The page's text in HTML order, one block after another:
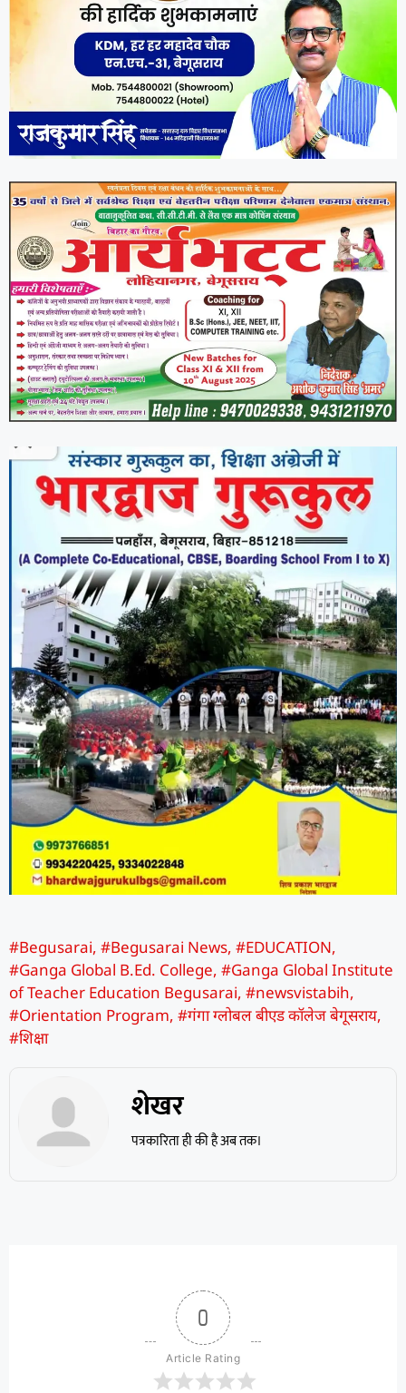
#Begusarai, #Begusarai News, #EDUCATION,
#Ganga Global B.Ed. College, #Ganga Global Institute
of Teacher Education Begusarai, #newsvistabih,
#Orientation Program, #गंगा ग्लोबल बीएड कॉलेज बेगूसराय,
#शिक्षा
शेखर
पत्रकारिता ही की है अब तक।
0
Article Rating